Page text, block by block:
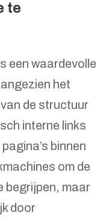
te
een waardevolle
het
de structuur
interne links
binnen
om de
begrijpen, maar
door